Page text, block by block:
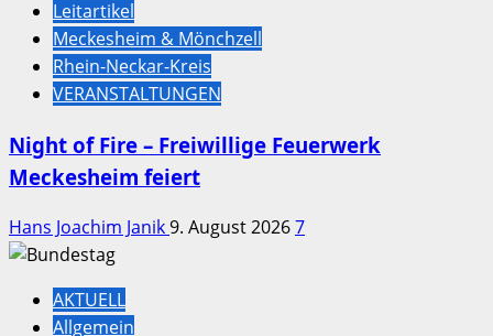
Leitartikel
Meckesheim & Mönchzell
Rhein-Neckar-Kreis
VERANSTALTUNGEN
Night of Fire – Freiwillige Feuerwerk
Meckesheim feiert
Hans Joachim Janik9. August 20267
AKTUELL
Allgemein